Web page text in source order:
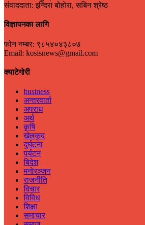
संवाददाता: इन्दिरा बोहोरा, सबिन श्रेष्ठ
विज्ञापनका लागि
फोन नम्बर: ९८५४०४३८०७
Email: kosisnews@gmail.com
क्याटेगोरी
business
अन्तरवार्ता
अपराध
अर्थ
कृषि
खेलकुद
दुर्घटना
पर्यटन
बिदेश
मनाेरञ्जन
राजनीति
विचार
विविध
शिक्षा
समाचार